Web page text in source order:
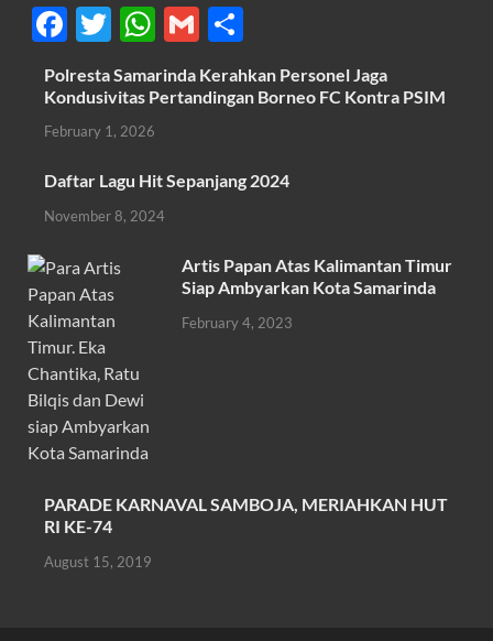
F
ac
e
b
o
o
k
T
w
itt
er
W
h
at
A
p
p
G
m
ail
h
ar
Polresta Samarinda Kerahkan Personel Jaga
Kondusivitas Pertandingan Borneo FC Kontra PSIM
February 1, 2026
Daftar Lagu Hit Sepanjang 2024
November 8, 2024
Artis Papan Atas Kalimantan Timur
Siap Ambyarkan Kota Samarinda
February 4, 2023
PARADE KARNAVAL SAMBOJA, MERIAHKAN HUT
RI KE-74
August 15, 2019